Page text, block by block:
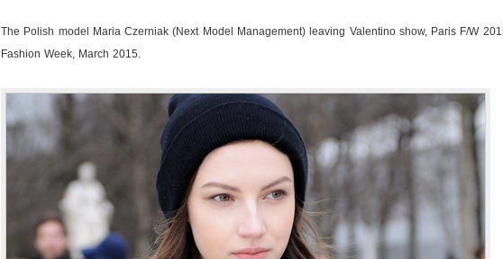
The Polish model Maria Czerniak (Next Model Management) leaving Valentino show, Paris F/W
Fashion Week, March 2015.